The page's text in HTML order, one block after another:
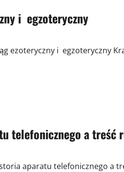
i egzoteryczny
ezoteryczny i egzoteryczny
telefonicznego a treść
aparatu telefonicznego a